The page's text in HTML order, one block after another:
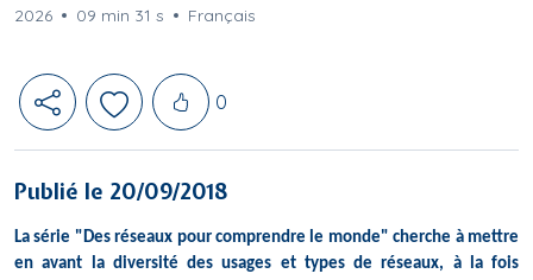
2026
09 min 31 s Français
Likes
0
Publié le 20/09/2018
La série "Des réseaux pour comprendre le monde" cherche à mettre
en avant la diversité des usages et types de réseaux, à la fois